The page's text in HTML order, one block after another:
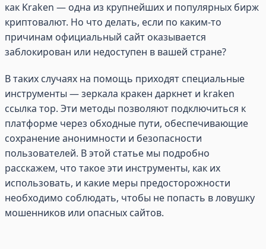
как Kraken — одна из крупнейших и популярных бирж
криптовалют. Но что делать, если по каким-то
причинам официальный сайт оказывается
заблокирован или недоступен в вашей стране?
В таких случаях на помощь приходят специальные
инструменты — зеркала кракен даркнет и kraken
ссылка тор. Эти методы позволяют подключиться к
платформе через обходные пути, обеспечивающие
сохранение анонимности и безопасности
пользователей. В этой статье мы подробно
расскажем, что такое эти инструменты, как их
использовать, и какие меры предосторожности
необходимо соблюдать, чтобы не попасть в ловушку
мошенников или опасных сайтов.